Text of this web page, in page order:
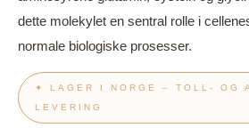
dette molekylet en sentral rolle i
normale biologiske prosesser.
✦ LAGER I NORGE – TOLL- OG
LEVERING